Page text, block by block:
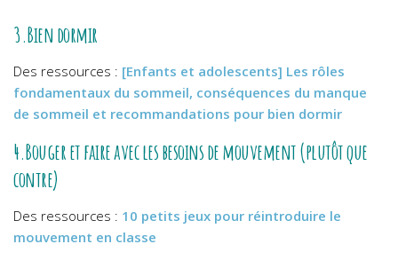
3.Bien dormir
Des ressources : [Enfants et adolescents] Les rôles
fondamentaux du sommeil, conséquences du manque
de sommeil et recommandations pour bien dormir
4.Bouger et faire avec les besoins de mouvement (plutôt que
contre)
Des ressources : 10 petits jeux pour réintroduire le
mouvement en classe